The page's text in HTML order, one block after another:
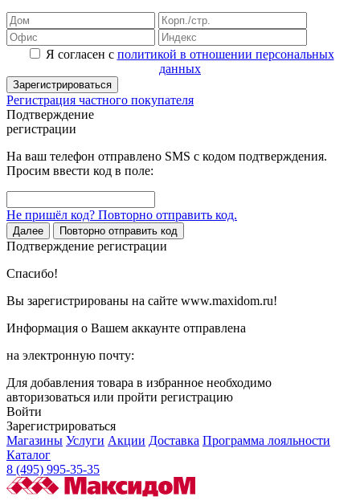
Я согласен с политикой в отношении персональных
данных
Зарегистрироваться
Регистрация частного покупателя
Подтверждение
регистрации
На ваш телефон отправлено SMS с кодом подтверждения.
Просим ввести код в поле:
Не пришёл код? Повторно отправить код.
Далее Повторно отправить код
Подтверждение регистрации
Спасибо!
Вы зарегистрированы на сайте www.maxidom.ru!
Информация о Вашем аккаунте отправлена
на электронную почту:
Для добавления товара в избранное необходимо
авторизоваться или пройти регистрацию
Войти
Зарегистрироваться
Магазины Услуги Акции Доставка Программа лояльности
Каталог
8 (495) 995-35-35